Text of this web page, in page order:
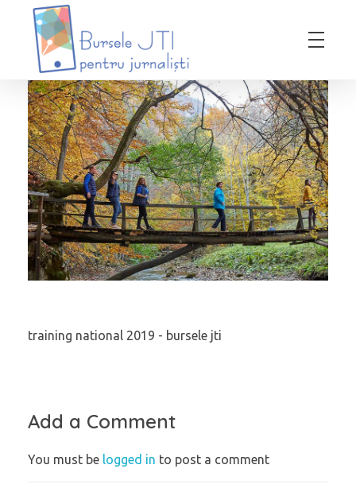
Bursele JTI pentru Jurnalisti
ediția 2018-2019
training national 2019 - bursele jti
Add a Comment
You must be logged in to post a comment